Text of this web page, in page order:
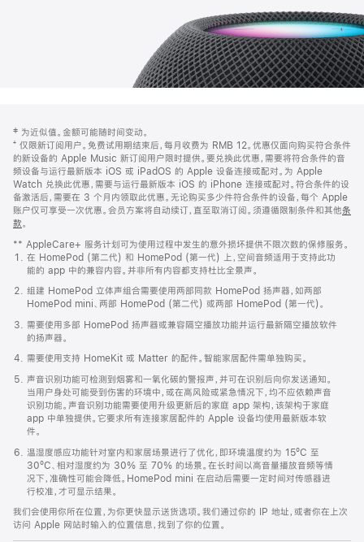
页
页
脚
注
‡ 为近似值。金额可能随时间变动。
⁺ 仅限新订阅用户。免费试用期结束后，每月收费为 RMB 12。优惠仅面向购买符合条件
的新设备的 Apple Music 新订阅用户限时提供。要兑换此优惠，需要将符合条件的音
频设备与运行最新版本 iOS 或 iPadOS 的 Apple 设备连接或配对。为 Apple
Watch 兑换此优惠，需要与运行最新版本 iOS 的 iPhone 连接或配对。符合条件的设
备激活后，需要在 3 个月内领取此优惠。无论购买多少件符合条件的设备，每个 Apple
账户仅可享受一次优惠。会员方案将自动续订，直至取消订阅。须遵循限制条件和其他条
款。
窗
口
中
打
开)
** AppleCare+ 服务计划可为使用过程中发生的意外损坏提供不限次数的保修服务。
在 HomePod (第二代) 和 HomePod (第一代) 上，空间音频适用于支持此功
能的 app 中的兼容内容。并非所有内容都支持杜比全景声。
组建 HomePod 立体声组合需要使用两部同款 HomePod 扬声器，如两部
HomePod mini、两部 HomePod (第二代) 或两部 HomePod (第一代)。
需要使用多部 HomePod 扬声器或兼容隔空播放功能并运行最新隔空播放软件
的扬声器。
需要使用支持 HomeKit 或 Matter 的配件。智能家居配件需单独购买。
声音识别功能可检测到烟雾和一氧化碳的警报声，并可在识别后向你发送通知。
当用户身处可能受到伤害的环境中，或在高风险或紧急情况下，均不应依赖声音
识别功能。声音识别功能需要使用升级更新后的家庭 app 架构，该架构于家庭
app 中单独提供。它要求所有连接家居配件的 Apple 设备均使用最新版本软
件。
温湿度感应功能针对室内和家居场景进行了优化，即环境温度约为 15ºC 至
30ºC、相对湿度约为 30% 至 70% 的场景。在长时间以高音量播放音频等情
况下，准确性可能会降低。HomePod mini 在启动后需要一定时间对传感器进
行校准，才可显示结果。
我们会使用你所在位置，为你更快显示送货选项。我们通过你的 IP 地址，或者你在上次
访问 Apple 网站时输入的位置信息，找到了你的位置。